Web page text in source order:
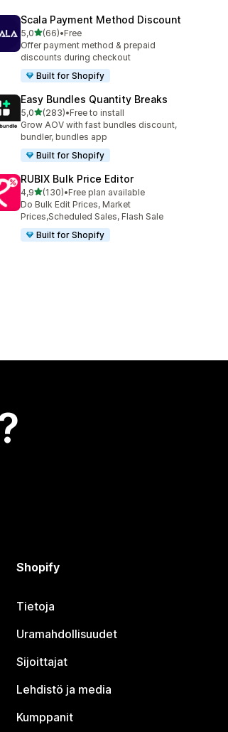
Scala Payment Method Discount
5,0/ 5 tähteä
(66)
66 arvostelua yhteensä
•Free
Offer payment method & prepaid
discounts during checkout
Built for Shopify
Easy Bundles Quantity Breaks
5,0/ 5 tähteä
(283)
283 arvostelua yhteensä
•Free to install
Grow AOV with fast bundles discount,
bundler, bundles app
Built for Shopify
RUBIX Bulk Price Editor
4,9/ 5 tähteä
(130)
130 arvostelua yhteensä
•Free plan available
Do Bulk Edit Prices, Market
Prices,Scheduled Sales, Flash Sale
Built for Shopify
Shopify
Tietoja
Uramahdollisuudet
Sijoittajat
Lehdistö ja media
Kumppanit